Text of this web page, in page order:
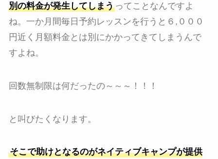
別の料金が発生してしまうってことなんですよ
ね。一か月間毎日予約レッスンを行うと６,０００
円近く月額料金とは別にかかってきてしまうんで
すよね。
回数無制限は何だったの～～～！！！
と叫びたくなります。
そこで助けとなるのがネイティブキャンプが提供